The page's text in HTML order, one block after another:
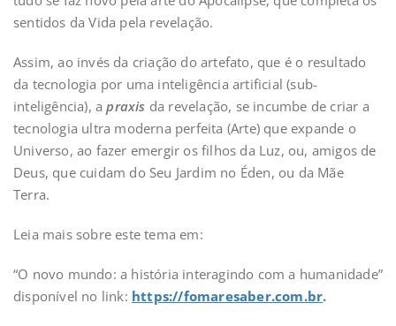
sentidos da Vida pela revelação.
Assim, ao invés da criação do artefato, que é o resultado
da tecnologia por uma inteligência artificial (sub-
inteligência), apraxis da revelação, se incumbe de criar a
tecnologia ultra moderna perfeita (Arte) que expande o
Universo, ao fazer emergir os filhos da Luz, ou, amigos de
Deus, que cuidam do Seu Jardim no Éden, ou da Mãe
Terra.
Leia mais sobre este tema em:
“O novo mundo: a história interagindo com a humanidade”
disponível no link: https://fomaresaber.com.br.